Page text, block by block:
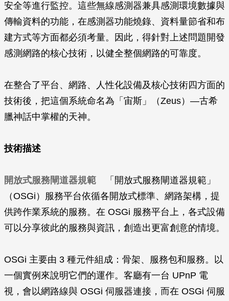
安全等進行監控。這些無線感測器兼具感測環境數據與
傳輸資料的功能，在感測器功能燒錄、資料量節省和布
建方式等方面都必須考量。因此，得針對上述問題開發
感測網路的核心技術，以健全整個網路的可靠度。
在整合了平台、網路、人性化設備及核心技術四方面的
技術後，把這個系統命名為「宙斯」（Zeus）—古希
臘神話中掌權的天神。
技術描述
開放式服務閘道器規範 「開放式服務閘道器規範」
（OSGi）服務平台依循各開放式標準、網路架構，提
供跨作業系統的服務。在 OSGi 服務平台上，各式設備
可以分享彼此的服務與資訊，創造出更富創意的情境。
OSGi 主要由 3 種元件組成：骨架、服務包和服務。以
一個實例來說明它們的運作。客廳有一台 UPnP 電
視，會以網路線與 OSGi 伺服器連接，而在 OSGi 伺服